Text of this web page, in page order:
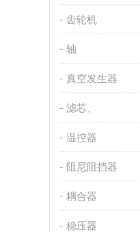
齿轮机
轴
真空发生器
滤芯、
温控器
阻尼阻挡器
耦合器
稳压器